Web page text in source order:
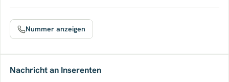
Nummer anzeigen
Nachricht an Inserenten